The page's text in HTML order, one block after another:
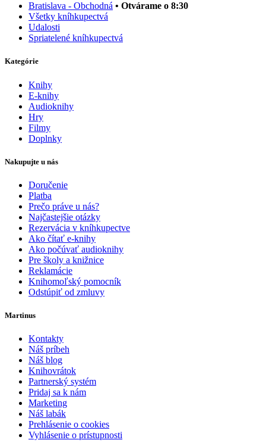
Bratislava - Obchodná • Otvárame o 8:30
Všetky kníhkupectvá
Udalosti
Spriatelené kníhkupectvá
Kategórie
Knihy
E-knihy
Audioknihy
Hry
Filmy
Doplnky
Nakupujte u nás
Doručenie
Platba
Prečo práve u nás?
Najčastejšie otázky
Rezervácia v kníhkupectve
Ako čítať e-knihy
Ako počúvať audioknihy
Pre školy a knižnice
Reklamácie
Knihomoľský pomocník
Odstúpiť od zmluvy
Martinus
Kontakty
Náš príbeh
Náš blog
Knihovrátok
Partnerský systém
Pridaj sa k nám
Marketing
Náš labák
Prehlásenie o cookies
Vyhlásenie o prístupnosti